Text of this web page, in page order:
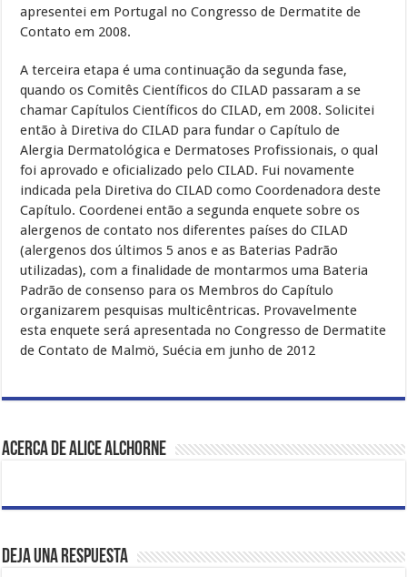
apresentei em Portugal no Congresso de Dermatite de
Contato em 2008.
A terceira etapa é uma continuação da segunda fase,
quando os Comitês Científicos do CILAD passaram a se
chamar Capítulos Científicos do CILAD, em 2008. Solicitei
então à Diretiva do CILAD para fundar o Capítulo de
Alergia Dermatológica e Dermatoses Profissionais, o qual
foi aprovado e oficializado pelo CILAD. Fui novamente
indicada pela Diretiva do CILAD como Coordenadora deste
Capítulo. Coordenei então a segunda enquete sobre os
alergenos de contato nos diferentes países do CILAD
(alergenos dos últimos 5 anos e as Baterias Padrão
utilizadas), com a finalidade de montarmos uma Bateria
Padrão de consenso para os Membros do Capítulo
organizarem pesquisas multicêntricas. Provavelmente
esta enquete será apresentada no Congresso de Dermatite
de Contato de Malmö, Suécia em junho de 2012
Acerca de Alice Alchorne
Deja una respuesta